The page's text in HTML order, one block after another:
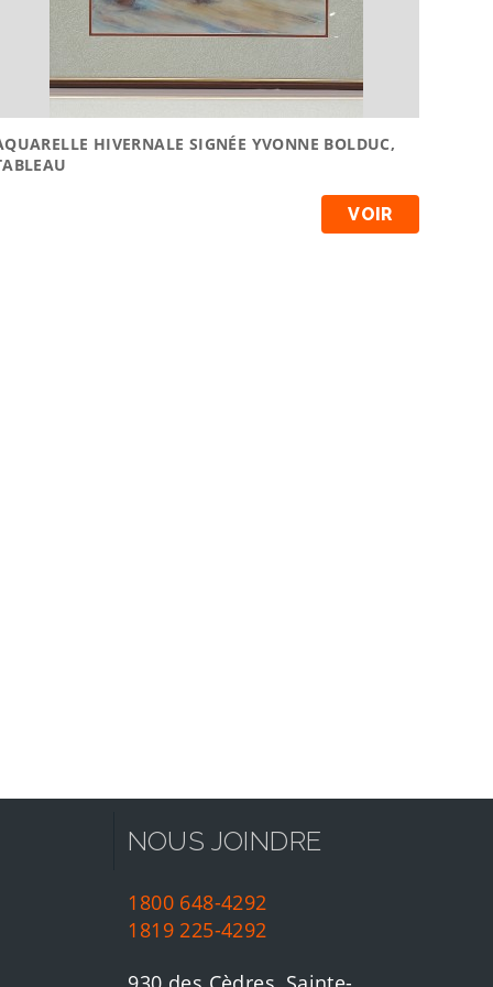
HIVERNALE SIGNÉE YVONNE BOLDUC,
VOIR
NOUS JOINDRE
1800 648-4292
1819 225-4292